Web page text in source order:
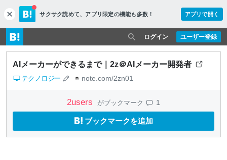
c
l
o
s
e
サクサク読めて、 アプリ限定の機能も多数！ アプリで開く
ユーザー登録
ログイン
AIメーカーができるまで｜2z＠AIメーカー開発者
テクノロジー note.com/2zn01
2users がブックマーク 1
ブックマークを追加